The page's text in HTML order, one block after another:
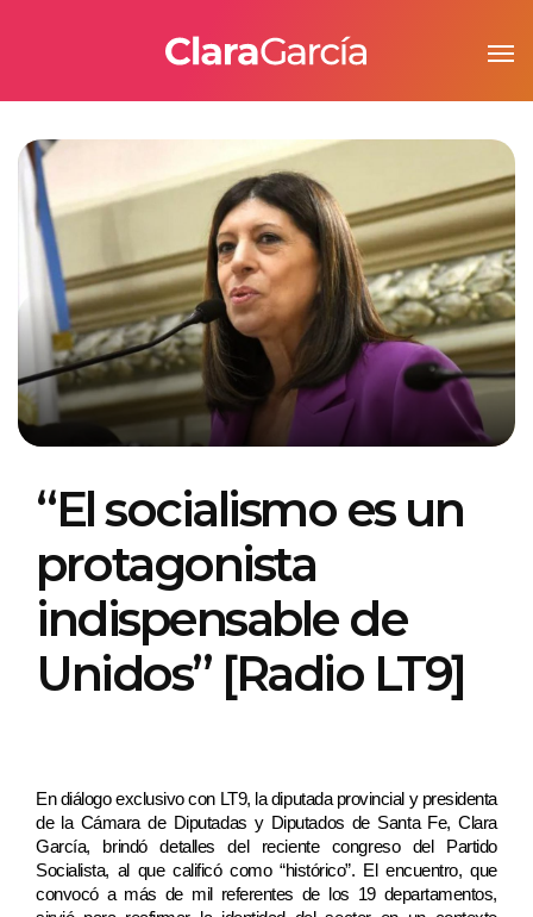
“El socialismo es un
protagonista
indispensable de
Unidos” [Radio LT9]
En diálogo exclusivo con LT9, la diputada provincial y presidenta
de la Cámara de Diputadas y Diputados de Santa Fe, Clara
García, brindó detalles del reciente congreso del Partido
Socialista, al que calificó como “histórico”. El encuentro, que
convocó a más de mil referentes de los 19 departamentos,